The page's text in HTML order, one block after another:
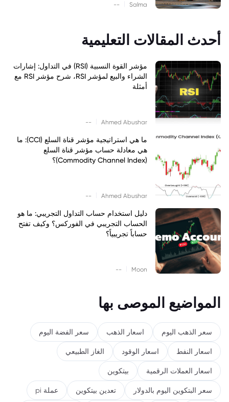
Salma
--
أحدث المقالات التعليمية
مؤشر القوة النسبية (RSI) في التداول: إشارات
الشراء والبيع لمؤشر RSI، شرح مؤشر RSI مع
أمثلة
Ahmed Abushar
--
ما هي استراتيجية مؤشر قناة السلع (CCI): ما
هي معادلة حساب مؤشر قناة السلع
(Commodity Channel Index)؟
Ahmed Abushar
--
دليل استخدام حساب التداول التجريبي: ما هو
الحساب التجريبي في الفوركس؟ وكيف تفتح
حساباً تجريبياً؟
Moon
--
المواضيع الموصى بها
سعر الذهب اليوم اسعار الذهب سعر الفضة اليوم
اسعار النفط اسعار الوقود الغاز الطبيعي
اسعار العملات الرقمية بيتكوين
سعر البتكوين اليوم بالدولار تعدين بيتكوين عملة pi